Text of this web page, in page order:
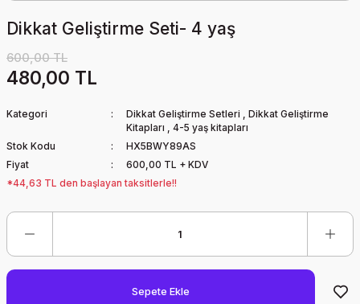
Dikkat Geliştirme Seti- 4 yaş
600,00 TL
480,00 TL
Kategori Dikkat Geliştirme Setleri , Dikkat Geliştirme
Kitapları , 4-5 yaş kitapları
Stok Kodu
HX5BWY89AS
Fiyat
600,00 TL + KDV
*44,63 TL den başlayan taksitlerle!!
Sepete Ekle